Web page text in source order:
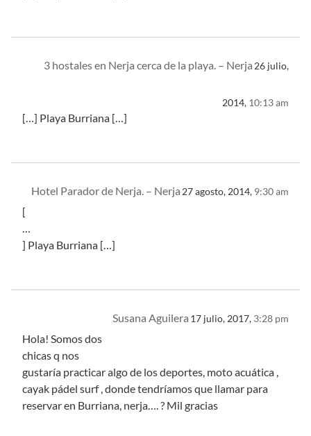
3 hostales en Nerja cerca de la playa. – Nerja 26 julio,
2014, 10:13 am
[…] Playa Burriana […]
Hotel Parador de Nerja. – Nerja 27 agosto, 2014, 9:30 am
[
…
] Playa Burriana […]
Susana Aguilera 17 julio, 2017, 3:28 pm
Hola! Somos dos
chicas q nos
gustaría practicar algo de los deportes, moto acuática ,
cayak pádel surf , donde tendríamos que llamar para
reservar en Burriana, nerja…. ? Mil gracias